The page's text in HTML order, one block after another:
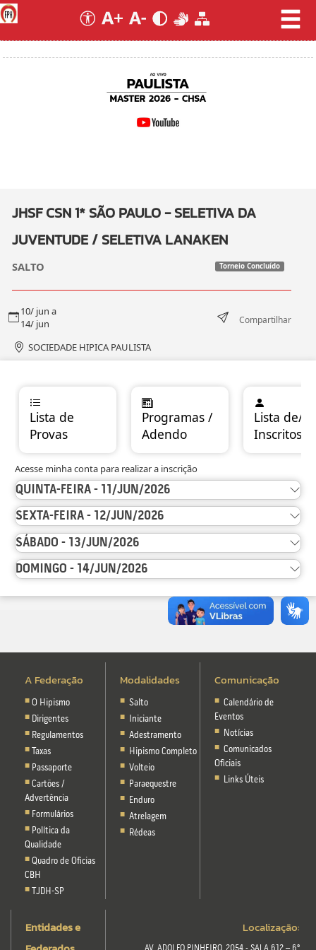
JHSF CSN 1* SÃO PAULO - SELETIVA DA
JUVENTUDE / SELETIVA LANAKEN
SALTO Torneio Concluído
10/ jun a
14/ jun
Compartilhar
SOCIEDADE HIPICA PAULISTA
Lista de
Provas
Programas /
Adendo
Lista de/
Inscritos
Acesse minha conta para realizar a inscrição
QUINTA-FEIRA - 11/JUN/2026
SEXTA-FEIRA - 12/JUN/2026
SÁBADO - 13/JUN/2026
DOMINGO - 14/JUN/2026
A Federação
O Hipismo
Dirigentes
Regulamentos
Taxas
Passaporte
Cartões /
Advertência
Formulários
Política da
Qualidade
Quadro de Oficias
CBH
TJDH-SP
Modalidades
Salto
Iniciante
Adestramento
Hipismo Completo
Volteio
Paraequestre
Enduro
Atrelagem
Rédeas
Comunicação
Calendário de
Eventos
Notícias
Comunicados
Oficiais
Links Úteis
Entidades e
Localização: